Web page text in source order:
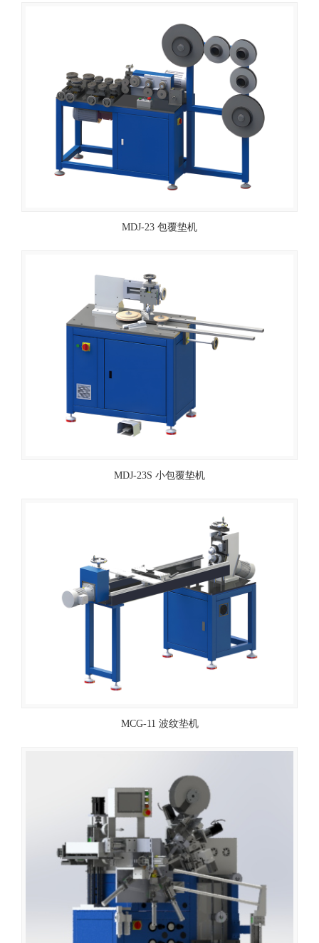
MDJ-23 包覆垫机
MDJ-23S 小包覆垫机
MCG-11 波纹垫机